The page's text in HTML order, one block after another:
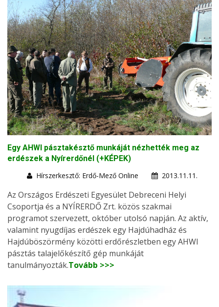
Egy AHWI pásztakésztő munkáját nézhették meg az
erdészek a Nyírerdőnél (+KÉPEK)
Hírszerkesztő: Erdő-Mező Online
2013.11.11.
Az Országos Erdészeti Egyesület Debreceni Helyi
Csoportja és a NYÍRERDŐ Zrt. közös szakmai
programot szervezett, október utolsó napján. Az aktív,
valamint nyugdíjas erdészek egy Hajdúhadház és
Hajdúböszörmény közötti erdőrészletben egy AHWI
pásztás talajelőkészítő gép munkáját
tanulmányozták.Tovább >>>